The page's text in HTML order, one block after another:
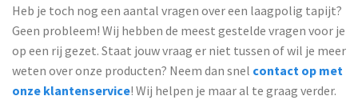
Heb je toch nog een aantal vragen over een laagpolig tapijt?
Geen probleem! Wij hebben de meest gestelde vragen voor je
op een rij gezet. Staat jouw vraag er niet tussen of wil je meer
weten over onze producten? Neem dan snel contact op met
onze klantenservice! Wij helpen je maar al te graag verder.